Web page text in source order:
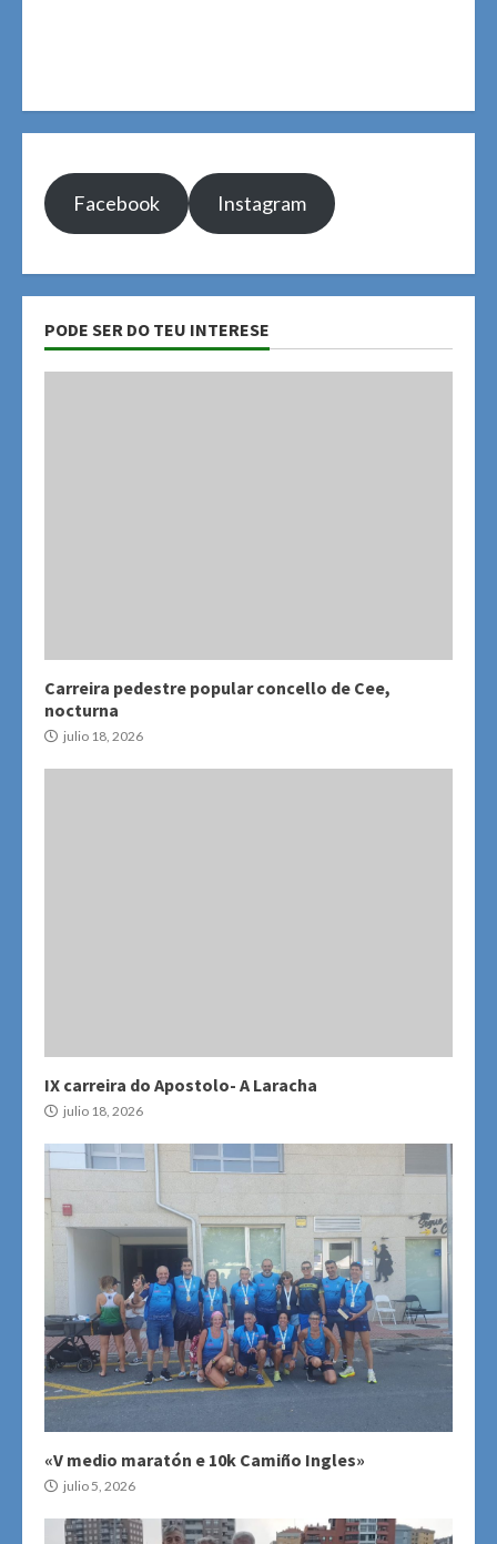
Facebook Instagram
PODE SER DO TEU INTERESE
Carreira pedestre popular concello de Cee,
nocturna
julio 18, 2026
IX carreira do Apostolo- A Laracha
julio 18, 2026
«V medio maratón e 10k Camiño Ingles»
julio 5, 2026